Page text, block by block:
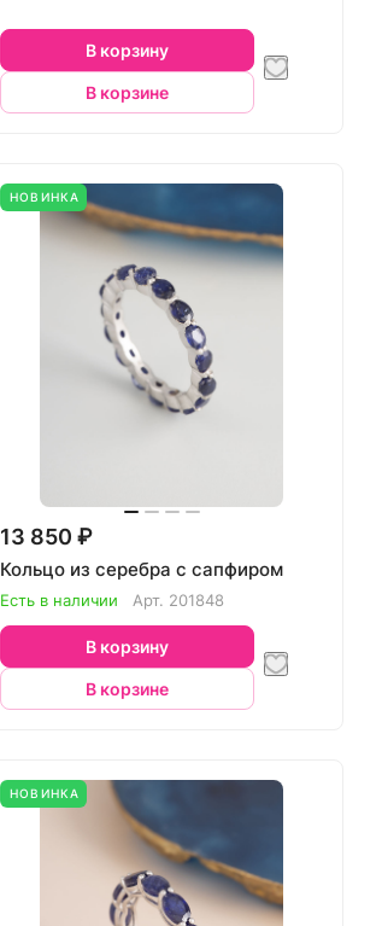
В корзину
В корзине
НОВИНКА
13 850 ₽
Кольцо из серебра с сапфиром
Есть в наличии Арт. 201848
В корзину
В корзине
НОВИНКА